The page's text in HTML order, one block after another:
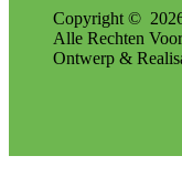
Copyright ©
Alle Rechten
Ontwerp &